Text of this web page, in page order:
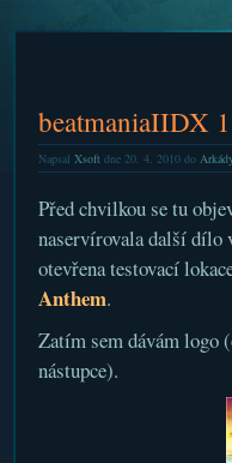
beatmaniaIIDX
Napsal Xsoftdne 20. 4. 2010 do Arkády
Před chvilkou se tu
naservírovala další dílo
otevřena testovací
Anthem.
Zatím sem dávám logo
nástupce).